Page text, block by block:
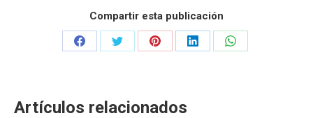
Compartir esta publicación
Share
Share
Share
Share
Share
Artículos relacionados